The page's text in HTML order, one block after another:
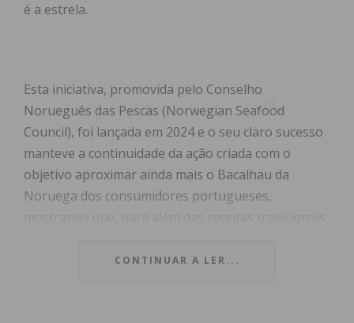
é a estrela.
Esta iniciativa, promovida pelo Conselho
Norueguês das Pescas (Norwegian Seafood
Council), foi lançada em 2024 e o seu claro sucesso
manteve a continuidade da ação criada com o
objetivo aproximar ainda mais o Bacalhau da
Noruega dos consumidores portugueses,
de forma mais leve, moderna e adaptada aos dias
CONTINUAR A LER...